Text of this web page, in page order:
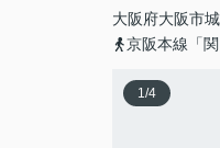
大阪府大阪市
京阪本線「
1/4